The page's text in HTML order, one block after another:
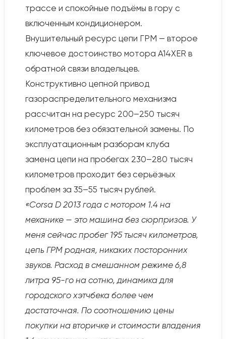
трассе и спокойные подъёмы в гору с
включенным кондиционером.
Внушительный ресурс цепи ГРМ — второе
ключевое достоинство мотора A14XER в
обратной связи владельцев.
Конструктивно цепной привод
газораспределительного механизма
рассчитан на ресурс 200–250 тысяч
километров без обязательной замены. По
эксплуатационным разборам клуба
замена цепи на пробегах 230–280 тысяч
километров проходит без серьёзных
проблем за 35–55 тысяч рублей.
«Corsa D 2013 года с мотором 1.4 на
механике — это машина без сюрпризов. У
меня сейчас пробег 195 тысяч километров,
цепь ГРМ родная, никаких посторонних
звуков. Расход в смешанном режиме 6,8
литра 95-го на сотню, динамика для
городского хэтчбека более чем
достаточная. По соотношению цены
покупки на вторичке и стоимости владения